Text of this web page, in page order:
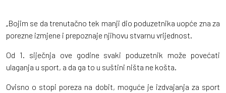
„Bojim se da trenutačno tek manji dio poduzetnika uopće zna za
porezne izmjene i prepoznaje njihovu stvarnu vrijednost.
Od 1. siječnja ove godine svaki poduzetnik može povećati
ulaganja u sport, a da ga to u suštini ništa ne košta.
Ovisno o stopi poreza na dobit, moguće je izdvajanja za sport